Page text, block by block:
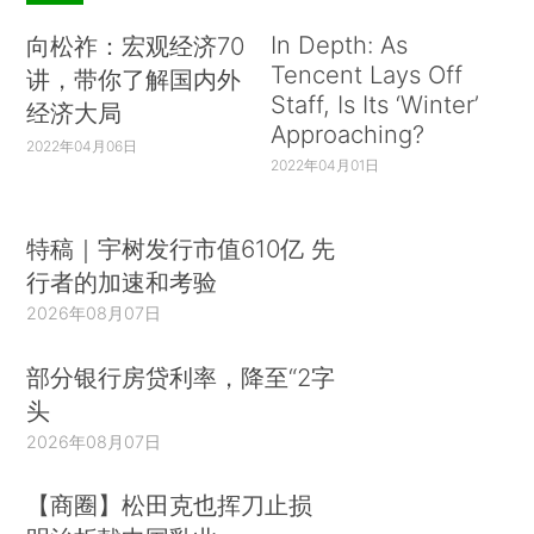
向松祚：宏观经济70
讲，带你了解国内外
经济大局
2022年04月06日
In Depth: As
Tencent Lays Off
Staff, Is Its ‘Winter’
Approaching?
2022年04月01日
特稿｜宇树发行市值610亿 先
行者的加速和考验
2026年08月07日
部分银行房贷利率，降至“2字
头
2026年08月07日
【商圈】松田克也挥刀止损